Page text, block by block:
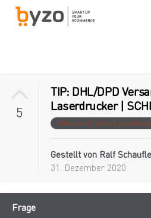
5
TIP: DHL/DPD
Laserdrucker |
etiketten a5 schnell zuverlässig
Gestellt von Ralf
31. Dezember 2020
Frage